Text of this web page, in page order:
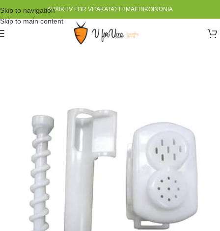
Skip to navigation
Skip to main content
ΑΡΧΙΚΉV FOR VITAΚΑΤΆΣΤΗΜΑΕΠΙΚΟΙΝΩΝΊΑ